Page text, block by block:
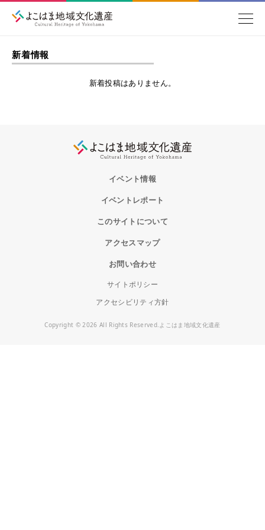
新着情報
新着投稿はありません。
イベント情報
イベントレポート
このサイトについて
アクセスマップ
お問い合わせ
サイトポリシー
アクセシビリティ方針
Copyright © 2026 All Rights Reserved.よこはま地域文化遺産